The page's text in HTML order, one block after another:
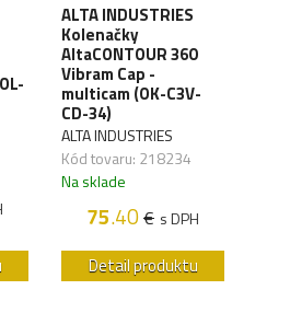
ALTA INDUSTRIES
Kolenačky
AltaCONTOUR 360
Vibram Cap -
multicam (OK-C3V-
CD-34)
ALTA INDUSTRIES
Kód tovaru: 218234
Na sklade
75.40€ s DPH
Detail produktu